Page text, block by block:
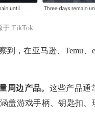
TikTok
，在亚马逊、Temu、
周边产品。 这些产品通
盖游戏手柄、钥匙扣